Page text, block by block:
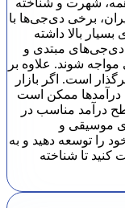
همه، شهرت و شناخته
برخی دی‌جی‌ها با
بالا داشته
دی‌جی‌های مبتدی و
شوند. علاوه بر
است. اگر بازار
درآمدها ممکن است
درآمد مناسب در
موسیقی و
را توسعه دهید و به
تا شناخته